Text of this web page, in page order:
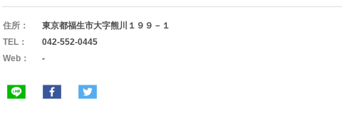
住所：
東京都福生市大字熊川１９９－１
TEL：
042-552-0445
Web：
-